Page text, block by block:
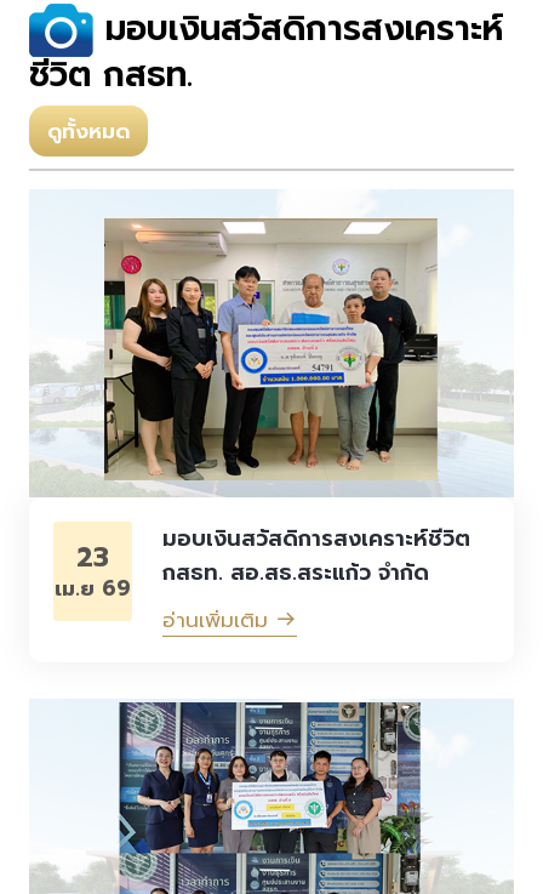
มอบเงินสวัสดิการสงเคราะห์
ชีวิต กสธท.
ดูทั้งหมด
23
เม.ย 69
มอบเงินสวัสดิการสงเคราะห์ชีวิต
กสธท. สอ.สธ.สระแก้ว จำกัด
อ่านเพิ่มเติม